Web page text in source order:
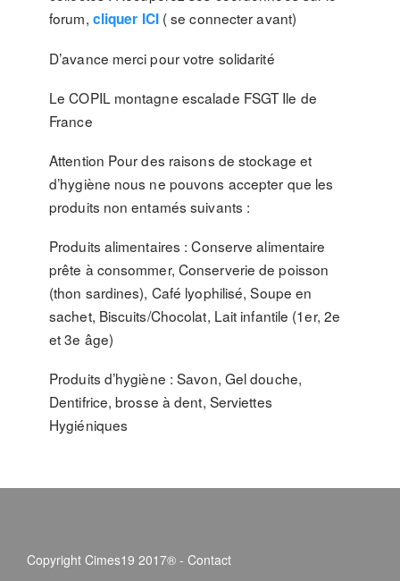
forum, cliquer ICI( se connecter avant)
D’avance merci pour votre solidarité
Le COPIL montagne escalade FSGT Ile de
France
Attention Pour des raisons de stockage et
d’hygiène nous ne pouvons accepter que les
produits non entamés suivants :
Produits alimentaires : Conserve alimentaire
prête à consommer, Conserverie de poisson
(thon sardines), Café lyophilisé, Soupe en
sachet, Biscuits/Chocolat, Lait infantile (1er, 2e
et 3e âge)
Produits d’hygiène : Savon, Gel douche,
Dentifrice, brosse à dent, Serviettes
Hygiéniques
Copyright Cimes19 2017® - Contact